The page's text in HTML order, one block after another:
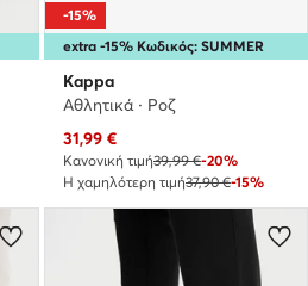
extra -15% Κωδικός: SUMMER
-15%
Kappa
Αθλητικά · Ροζ
Τρέχουσα τιμή
31,99 €
Κανονική τιμή39,99 €-20%
Η χαμηλότερη τιμή37,90 €-15%